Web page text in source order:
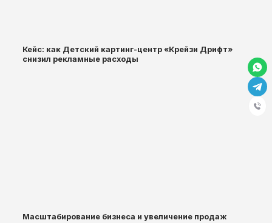
Кейс: как Детский картинг-центр «Крейзи Дрифт»
снизил рекламные расходы
Масштабирование бизнеса и увеличение продаж